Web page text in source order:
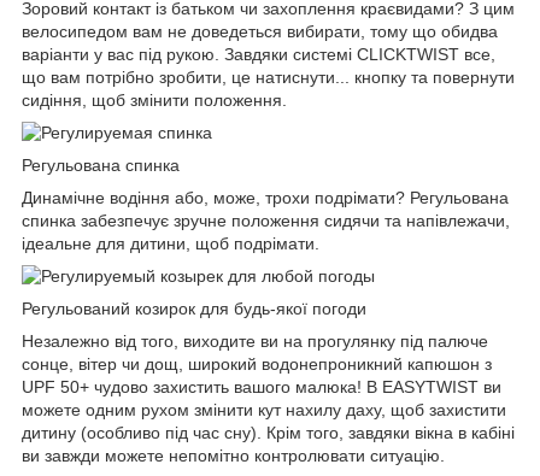
Зоровий контакт із батьком чи захоплення краєвидами? З цим
велосипедом вам не доведеться вибирати, тому що обидва
варіанти у вас під рукою. Завдяки системі CLICKTWIST все,
що вам потрібно зробити, це натиснути... кнопку та повернути
сидіння, щоб змінити положення.
Регульована спинка
Динамічне водіння або, може, трохи подрімати? Регульована
спинка забезпечує зручне положення сидячи та напівлежачи,
ідеальне для дитини, щоб подрімати.
Регульований козирок для будь-якої погоди
Незалежно від того, виходите ви на прогулянку під палюче
сонце, вітер чи дощ, широкий водонепроникний капюшон з
UPF 50+ чудово захистить вашого малюка! В EASYTWIST ви
можете одним рухом змінити кут нахилу даху, щоб захистити
дитину (особливо під час сну). Крім того, завдяки вікна в кабіні
ви завжди можете непомітно контролювати ситуацію.